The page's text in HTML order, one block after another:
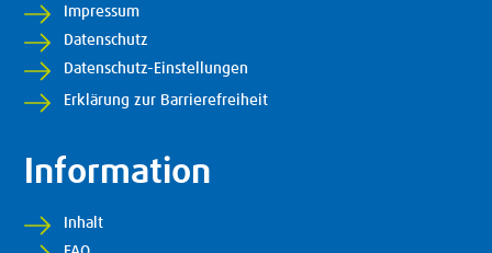
Impressum
Datenschutz
Datenschutz-Einstellungen
Erklärung zur Barrierefreiheit
Information
Inhalt